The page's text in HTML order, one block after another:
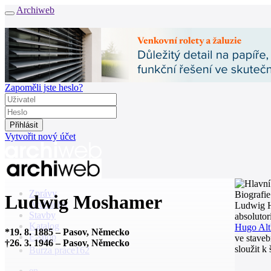
Archiweb
Zapoměli jste heslo?
Vytvořit nový účet
Zprávy
Architekti
Stavby
Katalog
E-shop
Burza práce 162
Ludwig Moshamer
*19. 8. 1885–Pasov, Německo
†26. 3. 1946–Pasov, Německo
Biografie
Ludwig
Hugo
ve
sloužit k